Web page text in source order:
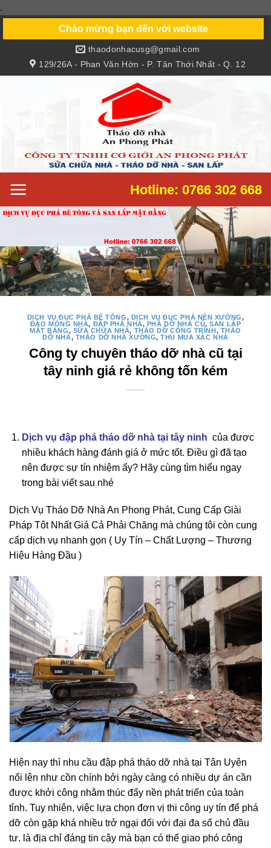
.
content
Chào mừng bạn đến với website
129/26A - Phan Văn Hớn - P. Tân Thới Nhất - Q. 12
thaodonhacusg@gmail.com
Hotline: 0766 302 668
DỊCH VỤ ĐỤC PHÁ BÊ TÔNG,DỊCH VỤ ĐỤC PHÁ NỀN XƯỞNG,
ĐÀO MÓNG NHÀ,ĐẬP PHÁ NHÀ,PHÁ DỠ NHÀ CŨ,SAN LẤP
MẶT BẰNG, SỬA CHỮA NHÀ,THÁO DỠ CÔNG TRÌNH,THÁO
DỠ NHÀ, THÁO DỠ NHÀ XƯỞNG, THU MUA XÁC NHÀ
Công ty chuyên tháo dỡ nhà cũ tại
tây ninh giá rẻ không tốn kém
Dịch vụ đập phá tháo dỡ nhà tại tây ninh của được
nhiều khách hàng đánh giá ở mức tốt. Điều gì đã tạo
nên được sự tín nhiệm ấy? Hãy cùng tìm hiểu ngay
trong bài viết sau nhé
Dịch Vụ Tháo Dỡ Nhà An Phong Phát, Cung Cấp Giài
Pháp Tôt Nhất Giá Cả Phải Chăng mà chúng tôi còn cung
cấp dịch vụ nhanh gọn ( Uy Tín – Chất Lượng – Thương
Hiệu Hàng Đầu )
Hiện nay thì nhu cầu đập phá tháo dỡ nhà tại Tân Uyên
nổi lên như cồn chính bởi ngày càng có nhiều dự án cần
được khởi công nhằm thúc đẩy nền phát triển của toàn
tỉnh. Tuy nhiên, việc lựa chọn đơn vị thi công uy tín để phá
dỡ còn gặp khá nhiều trở ngại đối với đại đa số chủ đầu
tư. là địa chỉ đáng tin cậy mà bạn có thể giao phó công